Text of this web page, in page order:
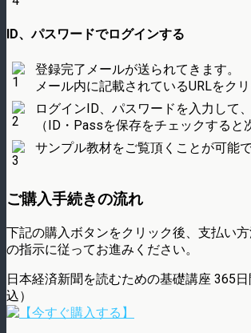
ID、パスワードでログインする
登録完了メールが送られてきます。
メール内に記載されているURLをク
ログインID、パスワードを入力して
（ID・Passを保存をチェックする
サンプル教材をご覧頂くことが可能で
ご購入手続きの流れ
下記の購入ボタンをクリック後、支払い
の指示に従ってお進みください。
日本経済新聞を読むための基礎講座 365
込）